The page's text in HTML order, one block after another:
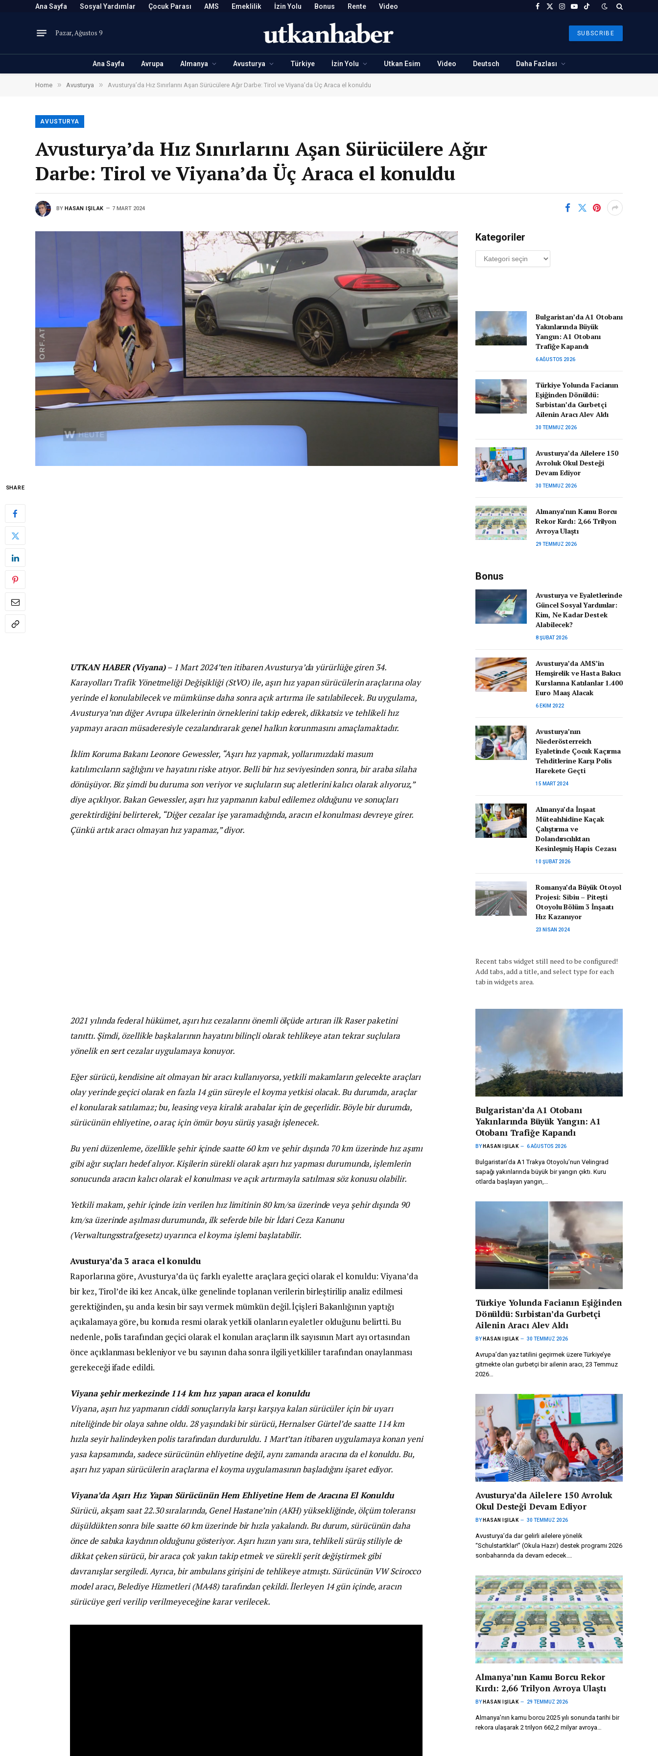
Ana Sayfa Sosyal Yardımlar Çocuk Parası AMS Emeklilik İzin Yolu Bonus Rente Video Facebook
X
Instagram
YouTubeTikTok
Pazar, Ağustos 9 SUBSCRIBE
Ana Sayfa Avrupa Almanya Avusturya Türkiye İzin Yolu Utkan Esim Video Deutsch Daha Fazlası
Home » Avusturya » Avusturya’da Hız Sınırlarını Aşan Sürücülere Ağır Darbe: Tirol ve Viyana’da Üç Araca el konuldu
AVUSTURYA
Avusturya’da Hız Sınırlarını Aşan Sürücülere Ağır
Darbe: Tirol ve Viyana’da Üç Araca el konuldu
BY HASAN IŞILAK 7 MART 2024
SHARE
UTKAN HABER (Viyana)– 1 Mart 2024’ten itibaren Avusturya’da yürürlüğe giren 34.
Karayolları Trafik Yönetmeliği Değişikliği (StVO) ile, aşırı hız yapan sürücülerin araçlarına olay
yerinde el konulabilecek ve mümkünse daha sonra açık artırma ile satılabilecek. Bu uygulama,
Avusturya’nın diğer Avrupa ülkelerinin örneklerini takip ederek, dikkatsiz ve tehlikeli hız
yapmayı aracın müsaderesiyle cezalandırarak genel halkın korunmasını amaçlamaktadır.
İklim Koruma Bakanı Leonore Gewessler, “Aşırı hız yapmak, yollarımızdaki masum
katılımcıların sağlığını ve hayatını riske atıyor. Belli bir hız seviyesinden sonra, bir araba silaha
dönüşüyor. Biz şimdi bu duruma son veriyor ve suçluların suç aletlerini kalıcı olarak alıyoruz,”
diye açıklıyor. Bakan Gewessler, aşırı hız yapmanın kabul edilemez olduğunu ve sonuçları
gerektirdiğini belirterek, “Diğer cezalar işe yaramadığında, aracın el konulması devreye girer.
Çünkü artık aracı olmayan hız yapamaz,” diyor.
2021 yılında federal hükümet, aşırı hız cezalarını önemli ölçüde artıran ilk Raser paketini
tanıttı. Şimdi, özellikle başkalarının hayatını bilinçli olarak tehlikeye atan tekrar suçlulara
yönelik en sert cezalar uygulamaya konuyor.
Eğer sürücü, kendisine ait olmayan bir aracı kullanıyorsa, yetkili makamların gelecekte araçları
olay yerinde geçici olarak en fazla 14 gün süreyle el koyma yetkisi olacak. Bu durumda, araçlar
el konularak satılamaz; bu, leasing veya kiralık arabalar için de geçerlidir. Böyle bir durumda,
sürücünün ehliyetine, o araç için ömür boyu sürüş yasağı işlenecek.
Bu yeni düzenleme, özellikle şehir içinde saatte 60 km ve şehir dışında 70 km üzerinde hız aşımı
gibi ağır suçları hedef alıyor. Kişilerin sürekli olarak aşırı hız yapması durumunda, işlemlerin
sonucunda aracın kalıcı olarak el konulması ve açık artırmayla satılması söz konusu olabilir.
Yetkili makam, şehir içinde izin verilen hız limitinin 80 km/sa üzerinde veya şehir dışında 90
km/sa üzerinde aşılması durumunda, ilk seferde bile bir İdari Ceza Kanunu
(Verwaltungsstrafgesetz) uyarınca el koyma işlemi başlatabilir.
Avusturya’da 3 araca el konuldu
Raporlarına göre, Avusturya’da üç farklı eyalette araçlara geçici olarak el konuldu: Viyana’da
bir kez, Tirol’de iki kez Ancak, ülke genelinde toplanan verilerin birleştirilip analiz edilmesi
gerektiğinden, şu anda kesin bir sayı vermek mümkün değil. İçişleri Bakanlığının yaptığı
açıkalamaya göre, bu konuda resmi olarak yetkili olanların eyaletler olduğunu belirtti. Bu
nedenle, polis tarafından geçici olarak el konulan araçların ilk sayısının Mart ayı ortasından
önce açıklanması bekleniyor ve bu sayının daha sonra ilgili yetkililer tarafından onaylanması
gerekeceği ifade edildi.
Viyana şehir merkezinde 114 km hız yapan araca el konuldu
Viyana, aşırı hız yapmanın ciddi sonuçlarıyla karşı karşıya kalan sürücüler için bir uyarı
niteliğinde bir olaya sahne oldu. 28 yaşındaki bir sürücü, Hernalser Gürtel’de saatte 114 km
hızla seyir halindeyken polis tarafından durduruldu. 1 Mart’tan itibaren uygulamaya konan yeni
yasa kapsamında, sadece sürücünün ehliyetine değil, aynı zamanda aracına da el konuldu. Bu,
aşırı hız yapan sürücülerin araçlarına el koyma uygulamasının başladığını işaret ediyor.
Viyana’da Aşırı Hız Yapan Sürücünün Hem Ehliyetine Hem de Aracına El Konuldu
Sürücü, akşam saat 22.30 sıralarında, Genel Hastane’nin (AKH) yüksekliğinde, ölçüm toleransı
düşüldükten sonra bile saatte 60 km üzerinde bir hızla yakalandı. Bu durum, sürücünün daha
önce de sabıka kaydının olduğunu gösteriyor. Aşırı hızın yanı sıra, tehlikeli sürüş stiliyle de
dikkat çeken sürücü, bir araca çok yakın takip etmek ve sürekli şerit değiştirmek gibi
davranışlar sergiledi. Ayrıca, bir ambulans girişini de tehlikeye atmıştı. Sürücünün VW Scirocco
model aracı, Belediye Hizmetleri (MA48) tarafından çekildi. İlerleyen 14 gün içinde, aracın
sürücüye geri verilip verilmeyeceğine karar verilecek.
Kategoriler
Kategoriler
Bulgaristan’da A1 Otobanı
Yakınlarında Büyük
Yangın: A1 Otobanı
Trafiğe Kapandı
6 AĞUSTOS 2026
Türkiye Yolunda Facianın
Eşiğinden Dönüldü:
Sırbistan’da Gurbetçi
Ailenin Aracı Alev Aldı
30 TEMMUZ 2026
Avusturya’da Ailelere 150
Avroluk Okul Desteği
Devam Ediyor
30 TEMMUZ 2026
Almanya’nın Kamu Borcu
Rekor Kırdı: 2,66 Trilyon
Avroya Ulaştı
29 TEMMUZ 2026
Bonus
Avusturya ve Eyaletlerinde
Güncel Sosyal Yardımlar:
Kim, Ne Kadar Destek
Alabilecek?
8 ŞUBAT 2026
Avusturya’da AMS’in
Hemşirelik ve Hasta Bakıcı
Kurslarına Katılanlar 1.400
Euro Maaş Alacak
6 EKIM 2022
Avusturya’nın
Niederösterreich
Eyaletinde Çocuk Kaçırma
Tehditlerine Karşı Polis
Harekete Geçti
15 MART 2024
Almanya’da İnşaat
Müteahhidine Kaçak
Çalıştırma ve
Dolandırıcılıktan
Kesinleşmiş Hapis Cezası
10 ŞUBAT 2026
Romanya’da Büyük Otoyol
Projesi: Sibiu – Pitești
Otoyolu Bölüm 3 İnşaatı
Hız Kazanıyor
23 NISAN 2024
Recent tabs widget still need to be configured!
Add tabs, add a title, and select type for each
tab in widgets area.
Bulgaristan’da A1 Otobanı
Yakınlarında Büyük Yangın: A1
Otobanı Trafiğe Kapandı
BY HASAN IŞILAK 6 AĞUSTOS 2026
Bulgaristan’da A1 Trakya Otoyolu’nun Velingrad
sapağı yakınlarında büyük bir yangın çıktı. Kuru
otlarda başlayan yangın,…
Türkiye Yolunda Facianın Eşiğinden
Dönüldü: Sırbistan’da Gurbetçi
Ailenin Aracı Alev Aldı
BY HASAN IŞILAK 30 TEMMUZ 2026
Avrupa’dan yaz tatilini geçirmek üzere Türkiye’ye
gitmekte olan gurbetçi bir ailenin aracı, 23 Temmuz
2026…
Avusturya’da Ailelere 150 Avroluk
Okul Desteği Devam Ediyor
BY HASAN IŞILAK 30 TEMMUZ 2026
Avusturya’da dar gelirli ailelere yönelik
“Schulstartklar!” (Okula Hazır) destek programı 2026
sonbaharında da devam edecek.…
Almanya’nın Kamu Borcu Rekor
Kırdı: 2,66 Trilyon Avroya Ulaştı
BY HASAN IŞILAK 29 TEMMUZ 2026
Almanya’nın kamu borcu 2025 yılı sonunda tarihi bir
rekora ulaşarak 2 trilyon 662,2 milyar avroya…